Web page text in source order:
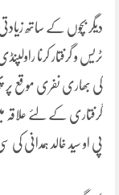
دیگر بچوں کے ساتھ
ٹریس و گرفتار کرنا
کی بھاری نفری موقع پر
گرفتاری کے لئے
پی او سید خالد